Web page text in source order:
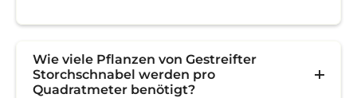
Wie viele Pflanzen von Gestreifter
Storchschnabel werden pro
Quadratmeter benötigt?